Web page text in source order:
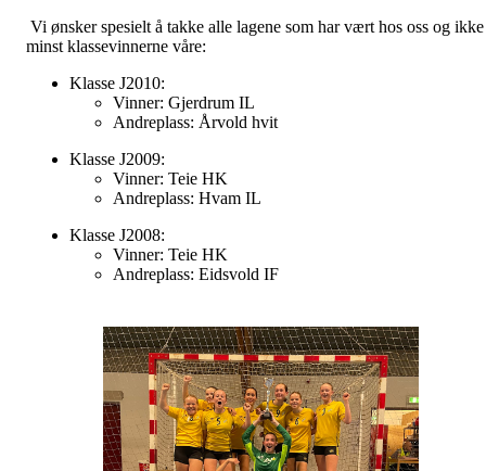
Vi ønsker spesielt å takke alle lagene som har vært hos oss og ikke
minst klassevinnerne våre:
Klasse J2010:
Vinner: Gjerdrum IL
Andreplass: Årvold hvit
Klasse J2009:
Vinner: Teie HK
Andreplass: Hvam IL
Klasse J2008:
Vinner: Teie HK
Andreplass: Eidsvold IF